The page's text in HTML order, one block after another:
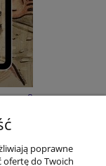
Ôstatnigo
poprawne
ofertę do Twoich